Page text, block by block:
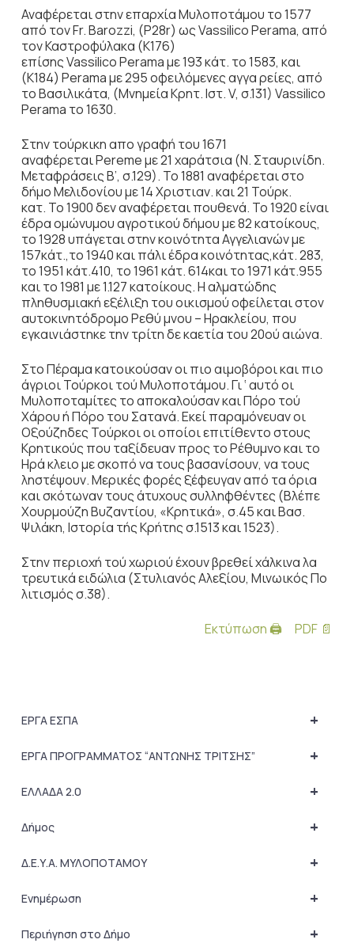
Αναφέρεται στην επαρχία Μυλοποτάμου το 1577
από τον Fr. Barozzi, (P28r) ως Vassilico Perama, από
τον Καστροφύλακα (K176)
επίσης Vassilico Perama με 193 κάτ. το 1583, και
(K184) Perama με 295 οφειλόμενες αγγα ρείες, από
το Βασιλικάτα, (Μνημεία Κρητ. Ιστ. V, σ.131) Vassilico
Perama το 1630.
Στην τούρκικη απο γραφή του 1671
αναφέρεται Pereme με 21 χαράτσια (Ν. Σταυρινίδη.
Μεταφράσεις B’, σ.129). To 1881 αναφέρεται στο
δήμο Μελιδονίου με 14 Χριστιαν. και 21 Τούρκ.
κατ. To 1900 δεν αναφέρεται πουθενά. To 1920 είναι
έδρα ομώνυμου αγροτικού δήμου με 82 κατοίκους,
το 1928 υπάγεται στην κοινότητα Αγγελιανών με
157κάτ.,το 1940 και πάλι έδρα κοινότητας,κάτ. 283,
το 1951 κάτ.410, το 1961 κάτ. 614και το 1971 κάτ.955
και το 1981 με 1.127 κατοίκους. Η αλματώδης
πληθυσμιακή εξέλιξη του οικισμού οφείλεται στον
αυτοκινητόδρομο Ρεθύ μνου – Ηρακλείου, που
εγκαινιάστηκε την τρίτη δε καετία του 20ού αιώνα.
Στο Πέραμα κατοικούσαν οι πιο αιμοβόροι και πιο
άγριοι Τούρκοι τού Μυλοποτάμου. Γι ‘ αυτό οι
Μυλοποταμίτες το αποκαλούσαν και Πόρο τού
Χάρου ή Πόρο του Σατανά. Εκεί παραμόνευαν οι
Οξούζηδες Τούρκοι οι οποίοι επιτίθεντο στους
Κρητικούς που ταξίδευαν προς το Ρέθυμνο και το
Ηρά κλειο με σκοπό να τους βασανίσουν, να τους
ληστέψουν. Μερικές φορές ξέφευγαν από τα όρια
και σκότωναν τους άτυχους συλληφθέντες (Βλέπε
Χουρμούζη Βυζαντίου, «Κρητικά», σ.45 και Βασ.
Ψιλάκη, Ιστορία τής Κρήτης σ.1513 και 1523).
Στην περιοχή τού χωριού έχουν βρεθεί χάλκινα λα
τρευτικά ειδώλια (Στυλιανός Αλεξίου, Μινωικός Πο
λιτισμός σ.38).
Εκτύπωση 🖨
PDF 📄
+
ΕΡΓΑ ΕΣΠΑ
+
ΕΡΓΑ ΠΡΟΓΡΑΜΜΑΤΟΣ “ΑΝΤΩΝΗΣ ΤΡΙΤΣΗΣ”
+
ΕΛΛΑΔΑ 2.0
+
Δήμος
+
Δ.Ε.Υ.Α. ΜΥΛΟΠΟΤΑΜΟΥ
+
Ενημέρωση
+
Περιήγηση στο Δήμο